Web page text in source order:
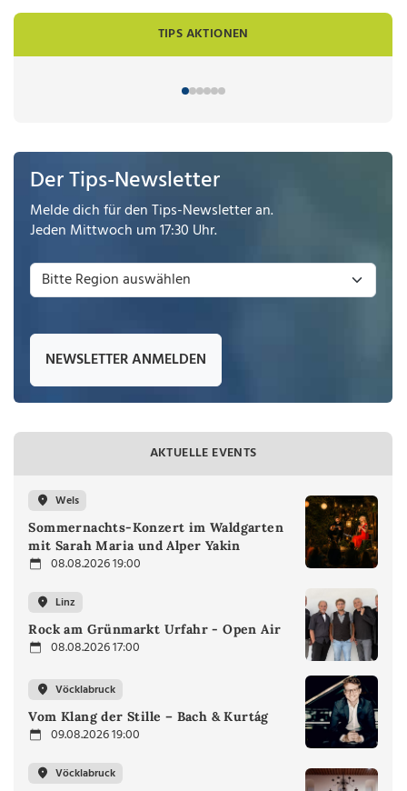
TIPS AKTIONEN
Der Tips-Newsletter
Melde dich für den Tips-Newsletter an.
Jeden Mittwoch um 17:30 Uhr.
NEWSLETTER ANMELDEN
AKTUELLE EVENTS
Wels
Sommernachts-Konzert im Waldgarten
mit Sarah Maria und Alper Yakin
08.08.2026 19:00
Linz
Rock am Grünmarkt Urfahr - Open Air
08.08.2026 17:00
Vöcklabruck
Vom Klang der Stille – Bach & Kurtág
09.08.2026 19:00
Vöcklabruck